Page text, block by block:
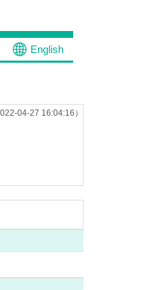
English
04-27 16:04:16）